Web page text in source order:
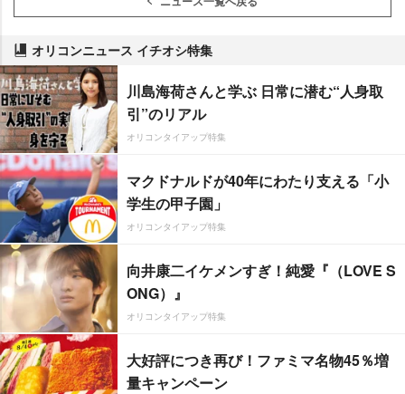
オリコンニュース イチオシ特集
川島海荷さんと学ぶ 日常に潜む“人身取
引”のリアル
オリコンタイアップ特集
マクドナルドが40年にわたり支える「小
学生の甲子園」
オリコンタイアップ特集
向井康二イケメンすぎ！純愛『（LOVE S
ONG）』
オリコンタイアップ特集
大好評につき再び！ファミマ名物45％増
量キャンペーン